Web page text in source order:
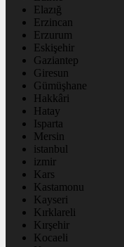
Elazığ
Erzincan
Erzurum
Eskişehir
Gaziantep
Giresun
Gümüşhane
Hakkâri
Hatay
Isparta
Mersin
istanbul
izmir
Kars
Kastamonu
Kayseri
Kırklareli
Kırşehir
Kocaeli